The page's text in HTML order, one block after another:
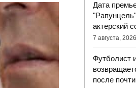
Дата
актерский
7 августа, 2026
Футболист
после